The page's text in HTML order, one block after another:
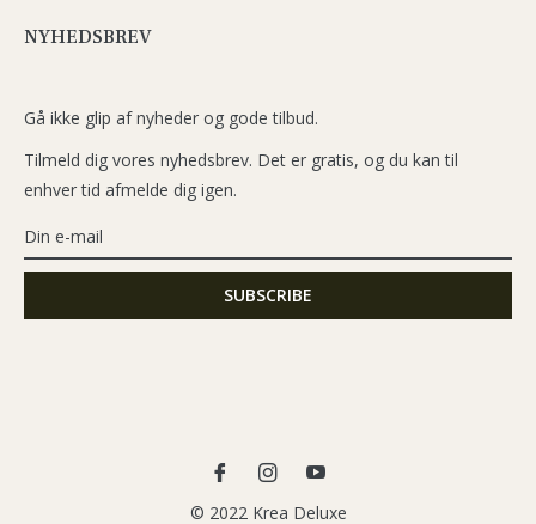
NYHEDSBREV
Gå ikke glip af nyheder og gode tilbud.
Tilmeld dig vores nyhedsbrev. Det er gratis, og du kan til
enhver tid afmelde dig igen.
Ins
You
© 2022 Krea Deluxe